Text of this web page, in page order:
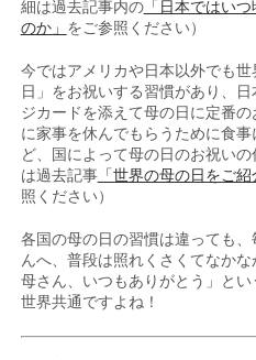
細は過去記事内の「日本ではいつ
のか」 をご参照ください）
今ではアメリカや日本以外でも
日」をお祝いする習慣があり、
ジカードを添えて母の日に定番
に家事を休んでもらうために食
ど、国によって母の日のお祝い
は過去記事「世界の母の日をご紹
照ください）
各国の母の日の習慣は違っても
んへ、普段は照れくさくてなか
母さん、いつもありがとう」と
世界共通ですよね！